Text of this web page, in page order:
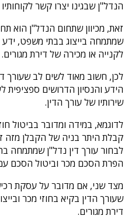
הנדל"ן שבגינו יצרו קשר
זאת, מכיוון שתחום הנדל"ן הוא
שמתמחה בייצוג בבתי משפט, ידע
לקנייה או מכירה של דירת מגורים.
לכן, חשוב מאוד לשים לב שעורך
הידע והנסיון הדרושים
שירותיו של עורך הדין.
לדוגמא, במידה ומדובר בביטול
קבלת היתר בניה של הקבלן מזה
לבחור עורך דין נדל"ן שמתמחה
הפרת הסכם מכר וביטול הסכם
מצד שני, אם מדובר על עסקת
שעורך הדין בקיא בחוזי מכר
דירת מגורים.